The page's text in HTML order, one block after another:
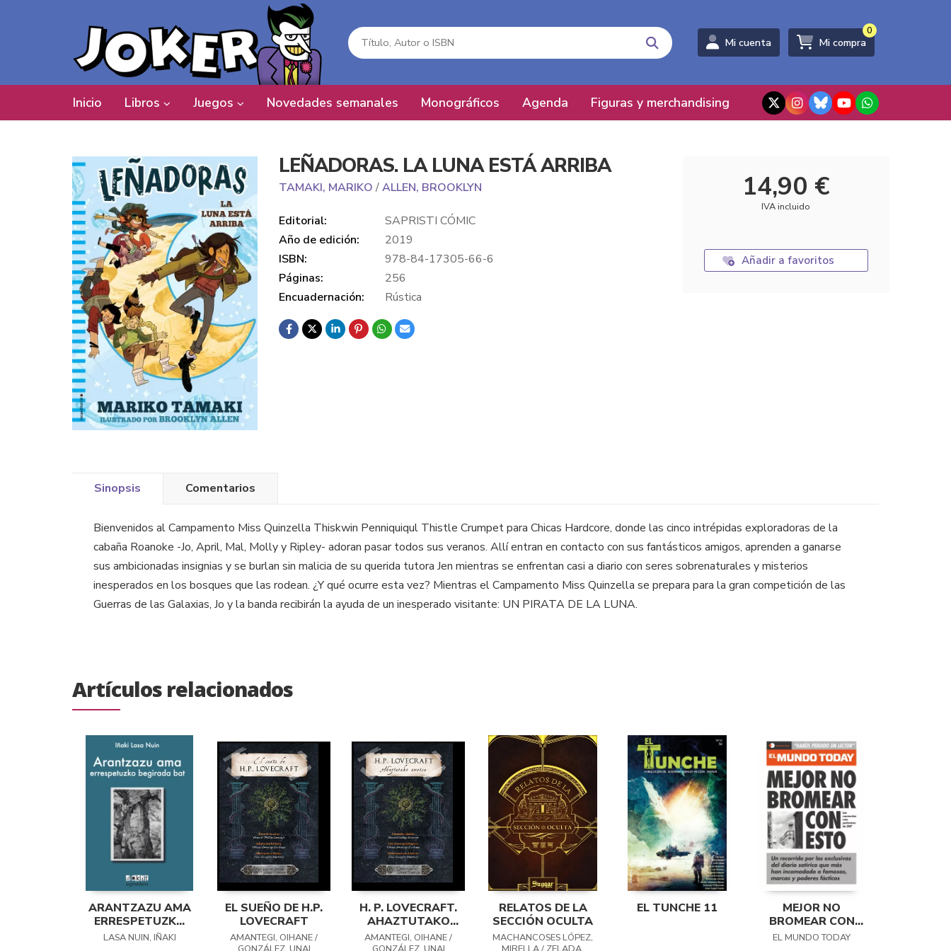
Mi cuenta Mi compra
0
Inicio Libros Juegos Novedades semanales Monográficos Agenda Figuras y merchandising
LEÑADORAS. LA LUNA ESTÁ ARRIBA
TAMAKI, MARIKO /ALLEN, BROOKLYN
Editorial:
SAPRISTI CÓMIC
Año de edición:
2019
ISBN:
978-84-17305-66-6
Páginas:
256
Encuadernación:
Rústica
14,90 €
IVA incluido
Añadir a favoritos
Sinopsis Comentarios
Bienvenidos al Campamento Miss Quinzella Thiskwin Penniquiqul Thistle Crumpet para Chicas Hardcore, donde las cinco intrépidas exploradoras de la
cabaña Roanoke -Jo, April, Mal, Molly y Ripley- adoran pasar todos sus veranos. Allí entran en contacto con sus fantásticos amigos, aprenden a ganarse
sus ambicionadas insignias y se burlan sin malicia de su querida tutora Jen mientras se enfrentan casi a diario con seres sobrenaturales y misterios
inesperados en los bosques que las rodean. ¿Y qué ocurre esta vez? Mientras el Campamento Miss Quinzella se prepara para la gran competición de las
Guerras de las Galaxias, Jo y la banda recibirán la ayuda de un inesperado visitante: UN PIRATA DE LA LUNA.
Artículos relacionados
ARANTZAZU AMA
ERRESPETUZKO
BEGIRADA BAT
LASA NUIN, IÑAKI
EL SUEÑO DE H.P.
LOVECRAFT
AMANTEGI, OIHANE /
H. P. LOVECRAFT.
AHAZTUTAKO
AMETSA
AMANTEGI, OIHANE /
RELATOS DE LA
SECCIÓN OCULTA
MACHANCOSES LÓPEZ,
EL TUNCHE 11
MEJOR NO
BROMEAR CON
ESTO
EL MUNDO TODAY